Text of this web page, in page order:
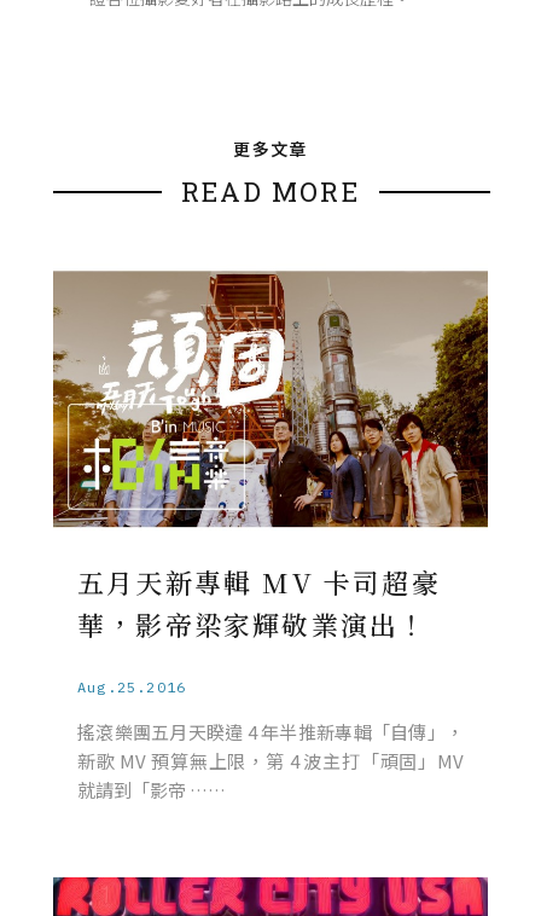
更多文章
READ MORE
五月天新專輯 MV 卡司超豪
華，影帝梁家輝敬業演出！
Aug.25.2016
搖滾樂團五月天睽違 4 年半推新專輯「自傳」，
新歌 MV 預算無上限，第 4 波主打「頑固」MV
就請到「影帝 ……